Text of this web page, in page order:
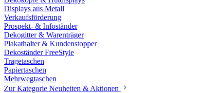
Displays aus Metall
Verkaufsförderung
Prospekt- & Infoständer
Dekogitter & Warenträger
Plakathalter & Kundenstopper
Dekoständer FreeStyle
Tragetaschen
Papiertaschen
Mehrwegtaschen
Zur Kategorie Neuheiten & Aktionen